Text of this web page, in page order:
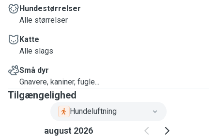
Hundestørrelser
Alle størrelser
Katte
Alle slags
Små dyr
Gnavere, kaniner, fugle...
Tilgængelighed
Hundeluftning
august 2026